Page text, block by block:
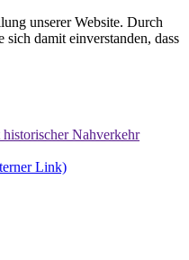
unserer Website. Durch
damit einverstanden, dass
Nahverkehr
Link)